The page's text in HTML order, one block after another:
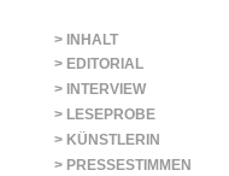
> INHALT
> EDITORIAL
> INTERVIEW
> LESEPROBE
> KÜNSTLERIN
> PRESSESTIMMEN